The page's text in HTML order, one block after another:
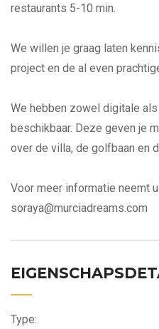
restaurants 5-10 min.
We willen je graag laten
project en de al even
We hebben zowel digitale
beschikbaar. Deze geven je
over de villa, de golfbaan en
Voor meer informatie neemt
soraya@murciadreams.com
Type: